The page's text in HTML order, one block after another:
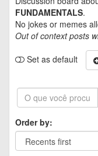
FUNDAMENTALS.
No jokes or memes
Out of context posts
Set as default
Order by: